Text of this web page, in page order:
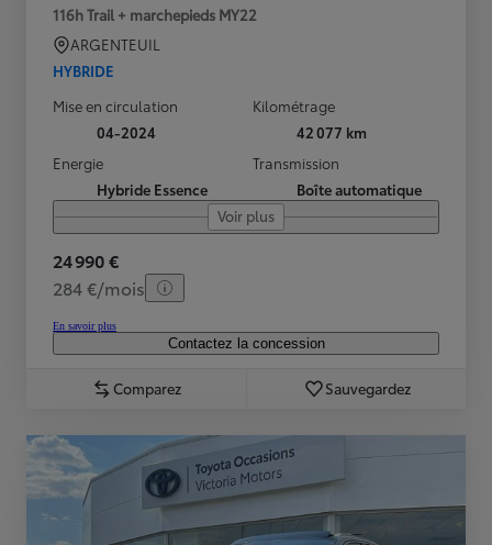
116h Trail + marchepieds MY22
ARGENTEUIL
HYBRIDE
Mise en circulation
04-2024
Kilométrage
42 077 km
Energie
Hybride Essence
Transmission
Boîte automatique
Voir plus
24 990 €
284 €/mois
En savoir plus
Contactez la concession
Comparez Sauvegardez